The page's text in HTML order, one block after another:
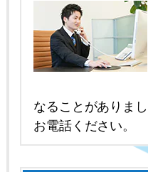
なることがありま
お電話ください。